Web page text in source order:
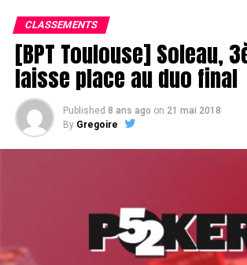
CLASSEMENTS
[BPT Toulouse] Soleau,
laisse place au duo final
Published 8 ans ago on 21 mai 2018
By Gregoire